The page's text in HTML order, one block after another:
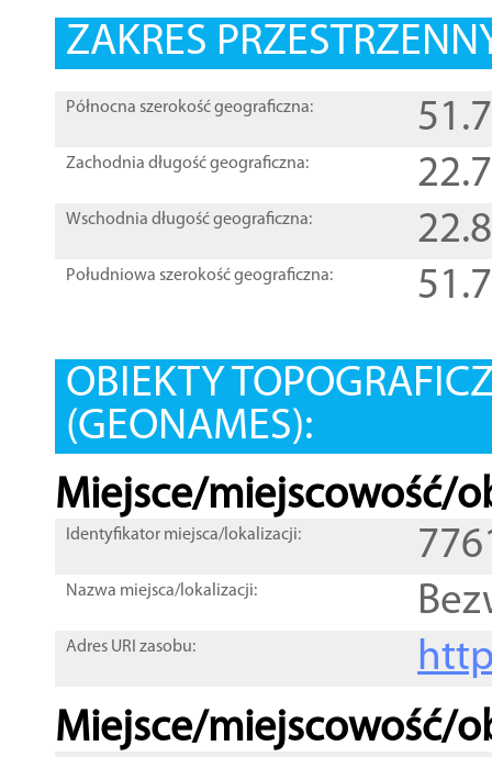
ZAKRES
Północna szerokość geograficzna:
Zachodnia długość geograficzna:
Wschodnia długość geograficzna:
Południowa szerokość geograficzna:
OBIEKTY
(GEONAMES):
Miejsce/miejscowość/
Identyfikator miejsca/lokalizacji:
Nazwa miejsca/lokalizacji:
Adres URI zasobu:
Miejsce/miejscowość/